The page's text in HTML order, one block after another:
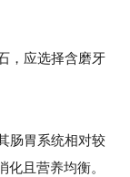
，应选择含磨牙
肠胃系统相对较
且营养均衡。